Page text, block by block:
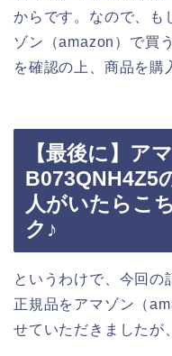
からです。なので、も
ゾン（amazon）で買
を確認の上、商品を購
【最後に】ア
B073QNH4Z5
人がいたらこ
ク♪
というわけで、今回
正規品をアマゾン（
せていただきましたが